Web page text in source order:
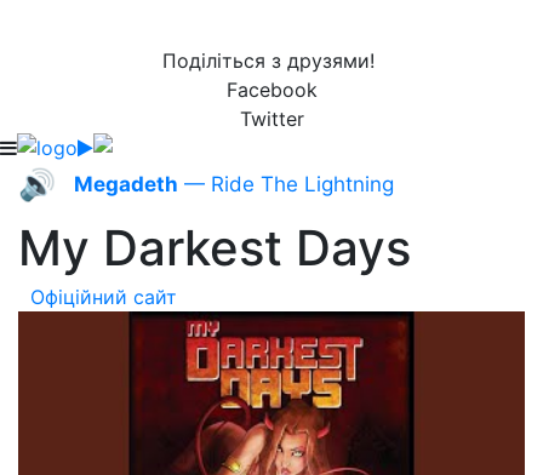
Поділіться з друзями!
Facebook
Twitter
🔊 Megadeth — Ride The Lightning
My Darkest Days
Офіційний сайт